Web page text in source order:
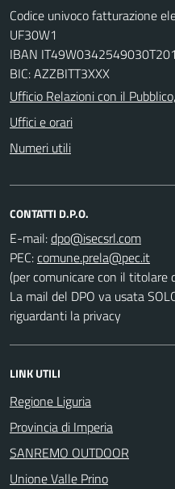
Codice univoco fatturazione
UF30W1
IBAN
BIC: AZZBITT3XXX
Ufficio Relazioni con il
Uffici e orari
Numeri utili
CONTATTI D.P.O.
E-mail:
PEC:
(per comunicare con il
La mail del DPO va usata
riguardanti la privacy
LINK UTILI
Regione Liguria
Provincia di Imperia
SANREMO OUTDOOR
Unione Valle Prino